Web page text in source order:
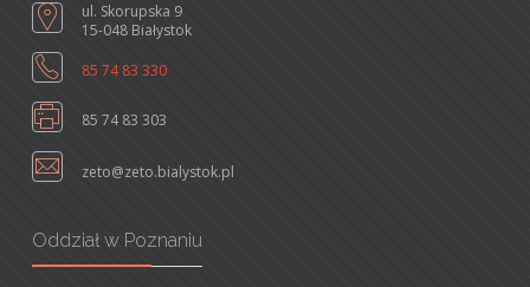
ul. Skorupska 9
15-048 Białystok
85 74 83 330
85 74 83 303
zeto@zeto.bialystok.pl
Oddział w Poznaniu